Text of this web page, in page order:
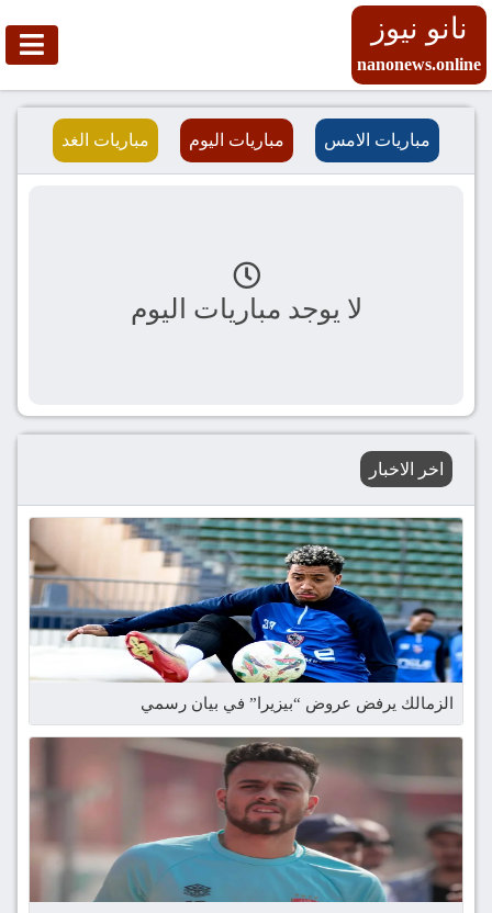
نانو نيوز
nanonews.online
مباريات الامس مباريات اليوم مباريات الغد
لا يوجد مباريات اليوم
اخر الاخبار
الزمالك يرفض عروض “بيزيرا” في بيان رسمي